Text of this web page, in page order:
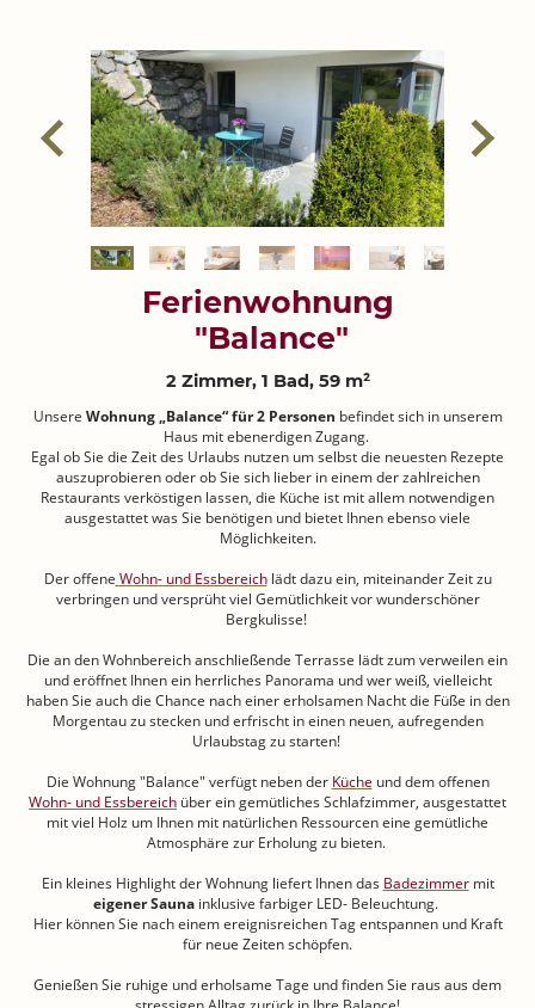
Ferienwohnung
"Balance"
2 Zimmer, 1 Bad, 59 m²
Unsere Wohnung „Balance“ für 2 Personen befindet sich in unserem
Haus mit ebenerdigen Zugang.
Egal ob Sie die Zeit des Urlaubs nutzen um selbst die neuesten Rezepte
auszuprobieren oder ob Sie sich lieber in einem der zahlreichen
Restaurants verköstigen lassen, die Küche ist mit allem notwendigen
ausgestattet was Sie benötigen und bietet Ihnen ebenso viele
Möglichkeiten.
Der offene Wohn- und Essbereichlädt dazu ein, miteinander Zeit zu
verbringen und versprüht viel Gemütlichkeit vor wunderschöner
Bergkulisse!
Die an den Wohnbereich anschließende Terrasse lädt zum verweilen ein
und eröffnet Ihnen ein herrliches Panorama und wer weiß, vielleicht
haben Sie auch die Chance nach einer erholsamen Nacht die Füße in den
Morgentau zu stecken und erfrischt in einen neuen, aufregenden
Urlaubstag zu starten!
Die Wohnung "Balance" verfügt neben der Küche und dem offenen
Wohn- und Essbereich über ein gemütliches Schlafzimmer, ausgestattet
mit viel Holz um Ihnen mit natürlichen Ressourcen eine gemütliche
Atmosphäre zur Erholung zu bieten.
Ein kleines Highlight der Wohnung liefert Ihnen das Badezimmermit
eigener Sauna inklusive farbiger LED- Beleuchtung.
Hier können Sie nach einem ereignisreichen Tag entspannen und Kraft
für neue Zeiten schöpfen.
Genießen Sie ruhige und erholsame Tage und finden Sie raus aus dem